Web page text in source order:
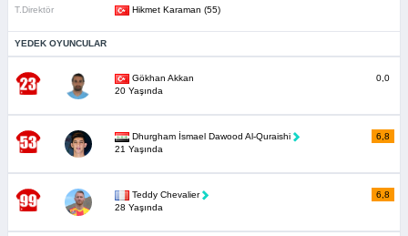
T.Direktör Hikmet Karaman (55)
YEDEK OYUNCULAR
Gökhan Akkan
20 Yaşında
0,0
Dhurgham İsmael Dawood Al-Quraishi
21 Yaşında
6,8
Teddy Chevalier
28 Yaşında
6,8